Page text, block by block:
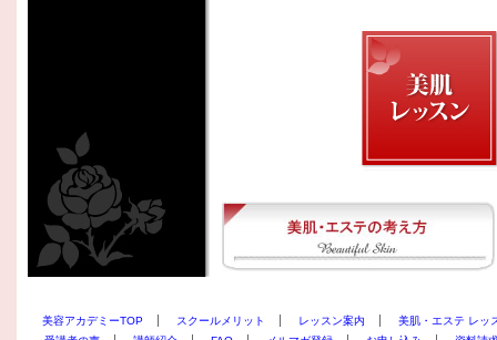
美容アカデミーTOP スクールメリット レッスン案内
美肌・エステ レッ